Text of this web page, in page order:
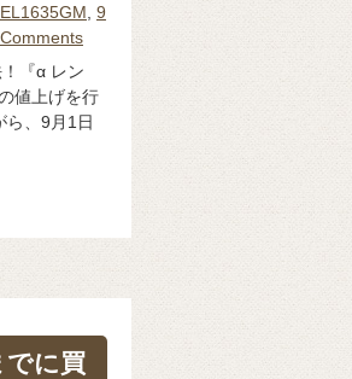
9
『α レン
値上げを行
ら、9月1日
でに買